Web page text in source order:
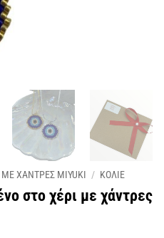
ΜΕ ΧΑΝΤΡΕΣ MIYUKI / ΚΟΛΙΕ
στο χέρι με χάντρες